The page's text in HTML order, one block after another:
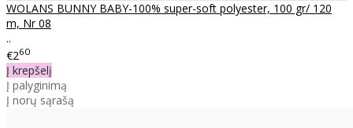
WOLANS BUNNY BABY-100% super-soft polyester, 100 gr/ 120
m, Nr 08
..
€260
Į krepšelį
Į palyginimą
Į norų sąrašą